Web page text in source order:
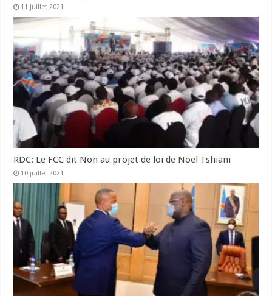
11 juillet 2021
RDC: Le FCC dit Non au projet de loi de Noël Tshiani
10 juillet 2021